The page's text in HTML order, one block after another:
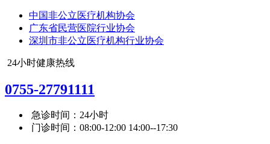
中国非公立医疗机构协会
广东省民营医院行业协会
深圳市非公立医疗机构行业协会
24小时健康热线
0755-27791111
急诊时间：24小时
门诊时间：08:00-12:00 14:00--17:30